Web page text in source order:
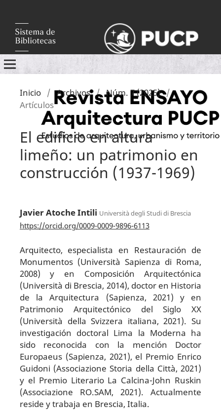
Inicio / Archivos / Núm. 7 (2025) /
Artículos
El edificio en altura
limeño: un patrimonio en
construcción (1937-1969)
Javier Atoche Intili Università degli Studi di Brescia
https://orcid.org/0009-0009-9896-6113
Arquitecto, especialista en Restauración de
Monumentos (Università Sapienza di Roma,
2008) y en Composición Arquitectónica
(Università di Brescia, 2014), doctor en Historia
de la Arquitectura (Sapienza, 2021) y en
Patrimonio Arquitectónico del Siglo XX
(Università della Svizzera italiana, 2021). Su
investigación doctoral Lima la Moderna ha
sido reconocida con la mención Doctor
Europaeus (Sapienza, 2021), el Premio Enrico
Guidoni (Associazione Storia della Città, 2021)
y el Premio Literario La Calcina-John Ruskin
(Associazione RO.SAM, 2021). Actualmente
reside y trabaja en Brescia, Italia.